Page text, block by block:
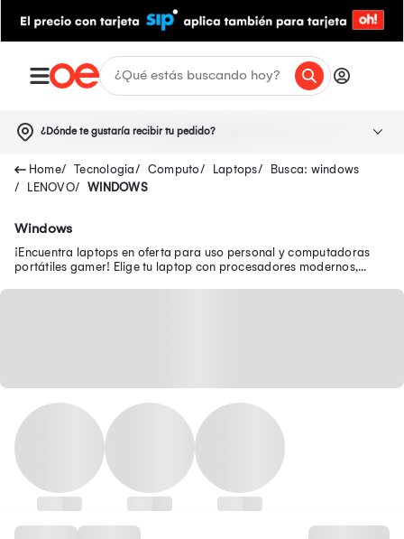
¿Dónde te gustaría recibir tu pedido?
Tecnologia Computo Laptops
Busca: windows
LENOVO
WINDOWS
Windows
¡Encuentra laptops en oferta para uso personal y computadoras
portátiles gamer! Elige tu laptop con procesadores modernos,